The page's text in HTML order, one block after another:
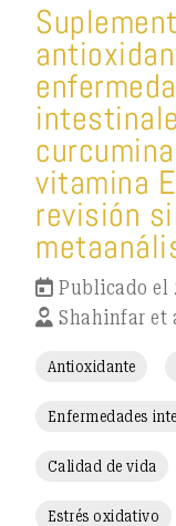
vitamina
revisión
Publicado el
Shahinfar et
Antioxidante
Enfermedades
Calidad de vida
Estrés oxidativo